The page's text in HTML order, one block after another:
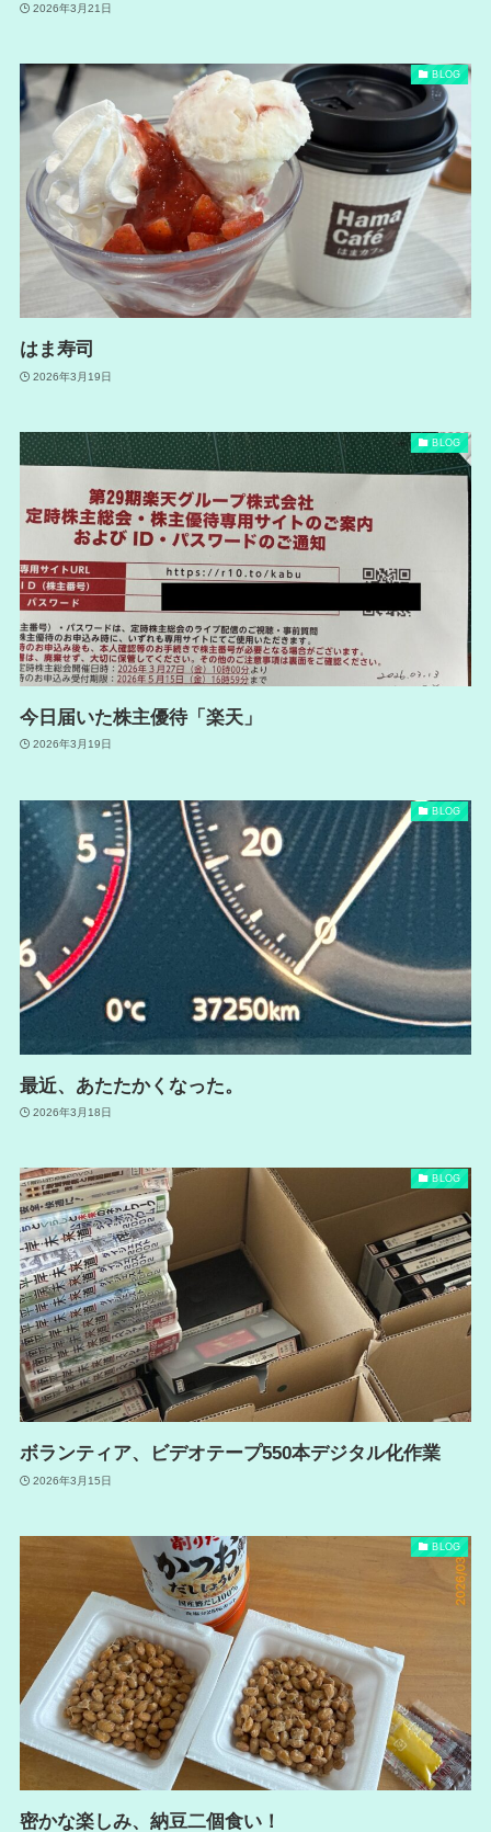
2026年3月21日
BLOG
はま寿司
2026年3月19日
BLOG
今日届いた株主優待「楽天」
2026年3月19日
BLOG
最近、あたたかくなった。
2026年3月18日
BLOG
ボランティア、ビデオテープ550本デジタル化作業
2026年3月15日
BLOG
密かな楽しみ、納豆二個食い！